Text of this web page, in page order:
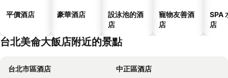
平價酒店 豪華酒店
設泳池的酒
店
寵物友善酒
店
SPA
店
台北美侖大飯店附近的景點
台北市區酒店
中正區酒店